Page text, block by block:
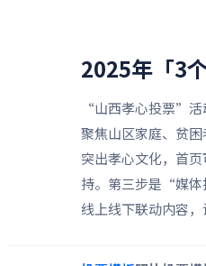
2025年「3
“山西孝心投票”活
聚焦山区家庭、贫
突出孝心文化，首
持。第三步是“媒体
线上线下联动内容，